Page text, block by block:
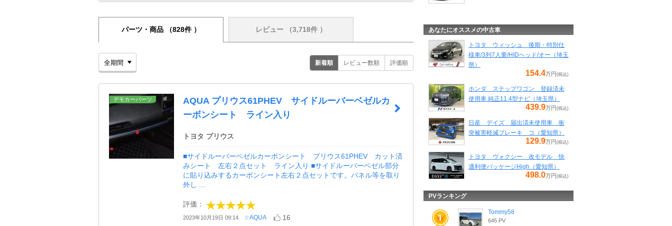
パーツ・商品 （828件 ） レビュー （3,718件 ）
新着順 レビュー数順 評価順
デモカーパーツ
AQUA プリウス61PHEV サイドルーバーベゼルカ
ーボンシート ライン入り
トヨタ プリウス
■サイドルーバーベゼルカーボンシート プリウス61PHEV カット済
みシート 左右２点セット ライン入り ■サイドルーバーベゼル部分
に貼り込みするカーボンシート左右２点セットです。パネル等を取り
外し ...
評価：
2023年10月19日 09:14 ☆AQUA 16
あなたにオススメの中古車
トヨタ ウィッシュ 後期・特別仕
様車/3列7人乗/HIDヘッド/オー（埼玉
県）
154.4万円 (税込)
ホンダ ステップワゴン 登録済未
使用車 純正11.4型ナビ（埼玉県）
439.9万円 (税込)
日産 デイズ 届出済未使用車 衝
突被害軽減ブレーキ コ（愛知県）
129.9万円 (税込)
トヨタ ヴォクシー 改モデル 快
適利便パッケージHigh（愛知県）
498.0万円 (税込)
PVランキング
Tommy58
645 PV